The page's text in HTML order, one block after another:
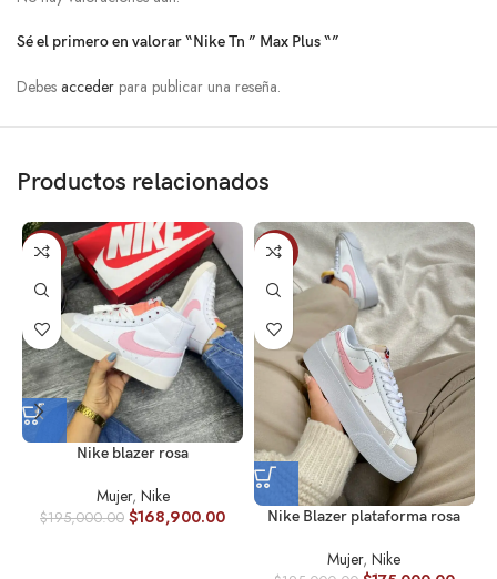
Sé el primero en valorar “Nike Tn ” Max Plus “”
Debesacceder para publicar una reseña.
Productos relacionados
-13%
Nike blazer rosa
Mujer, Nike
$195,000.00 $168,900.00
-10%
Nike Blazer plataforma rosa
Mujer,Nike